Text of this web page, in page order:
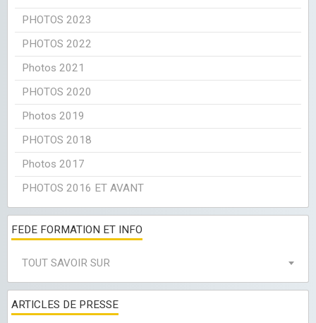
PHOTOS 2023
PHOTOS 2022
Photos 2021
PHOTOS 2020
Photos 2019
PHOTOS 2018
Photos 2017
PHOTOS 2016 ET AVANT
FEDE FORMATION ET INFO
TOUT SAVOIR SUR
ARTICLES DE PRESSE